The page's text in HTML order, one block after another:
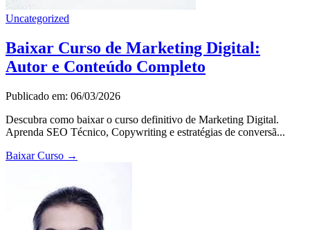
Uncategorized
Baixar Curso de Marketing Digital:
Autor e Conteúdo Completo
Publicado em: 06/03/2026
Descubra como baixar o curso definitivo de Marketing Digital.
Aprenda SEO Técnico, Copywriting e estratégias de conversã...
Baixar Curso →